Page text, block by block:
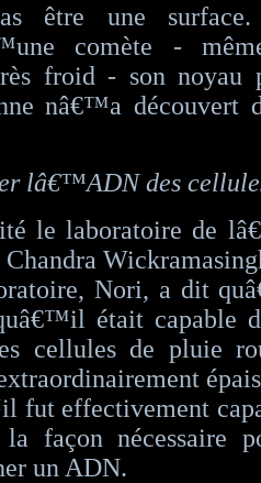
être une
comète -
froid - son noyau
nâ€™a découvert
lâ€™ADN des
le laboratoire de
Nori, a dit
était capable
cellules de pluie
fut effectivement
façon nécessaire
un ADN.